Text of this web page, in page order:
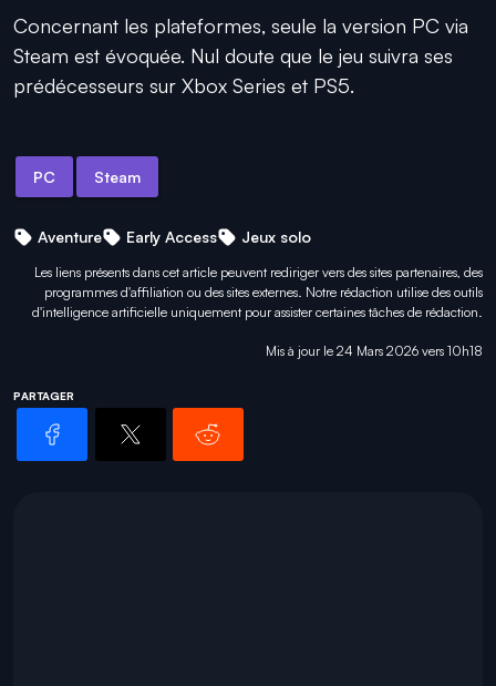
Concernant les plateformes, seule la version PC via
Steam est évoquée. Nul doute que le jeu suivra ses
prédécesseurs sur Xbox Series et PS5.
PC Steam
Aventure Early Access Jeux solo
Les liens présents dans cet article peuvent rediriger vers des sites partenaires, des
programmes d'affiliation ou des sites externes. Notre rédaction utilise des outils
d'intelligence artificielle uniquement pourassister certaines tâches de rédaction.
Mis à jour le 24 Mars 2026 vers 10h18
PARTAGER